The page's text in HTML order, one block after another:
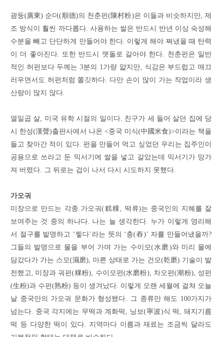
광둥(廣東) 순더(順德)의 천춘펀(陳村粉)은 이들과 비슷하지만, 제
조 방식이 훨씬 까다롭다. 사용하는 쌀은 반드시 반년 이상 숙성해
수분을 빼고 단단하게 만들어야 한다. 이렇게 해야 쪄냈을 때 탄력
이 더 좋아진다. 또한 반드시 맷돌로 갈아야 한다. 천춘펀은 일반
적인 허펀보다 두께는 3분의 1가량 얇지만, 식감은 부드럽고 매끄
러우면서도 허펀처럼 쫄깃하다. 다만 손이 많이 가는 작업이라 생
산량이 많지 않다.
열일곱 살, 미국 유학 시절의 일이다. 친구가 세 들어 살던 집에 당
시 한성(漢聲)출판사에서 나온 <중국 미식(中國米食)>이라는 책을
들고 찾아간 적이 있다. 펀을 만들어 먹고 싶었던 우리는 집주인이
공용으로 쓰라고 둔 믹서기에 쌀을 넣고 갈았는데 믹서기가 망가
져 버렸다. 그 뒤로는 겁이 나서 다시 시도하지 못했다.
가오궈
미장으로 만드는 각종 가오궈(糕粿, 떡류)는 중국인의 지혜를 잘
보여주는 것 중의 하나다. 나는 늘 생각한다. 누가 이렇게 영리해
서 절구를 발명하고 ‘찧다’라는 뜻의 ‘충(舂)’ 자를 만들어냈을까?
그들의 발명으로 물을 부어 가며 가는 수이모(水磨)와 미리 물에
담갔다가 가는 스모(濕磨), 마른 상태로 가는 건모(乾磨) 기술이 발
전했고, 미장과 궈펀(粿粉), 수이모펀(水磨粉), 차오펀(潮粉), 성펀
(生粉)과 수펀(熟粉) 등이 생겨났다. 이렇게 오랜 세월에 걸쳐 오늘
날 중국만의 가오궈 문화가 형성됐다. 그 종류만 해도 100가지가
넘는다. 중국 각지에는 무떡과 계화떡, 닝보(寧波)식 떡, 돼지기름
떡 등 다양한 떡이 있다. 지역마다 이름과 재료는 조금씩 달라도